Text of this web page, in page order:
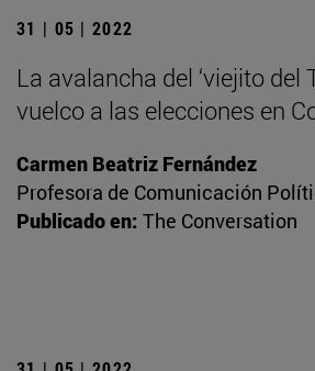
31 | 05 | 2022
La avalancha del ‘viejito del
vuelco a las elecciones en
Carmen Beatriz Fernández
Profesora de Comunicación
Publicado en: The Conversation